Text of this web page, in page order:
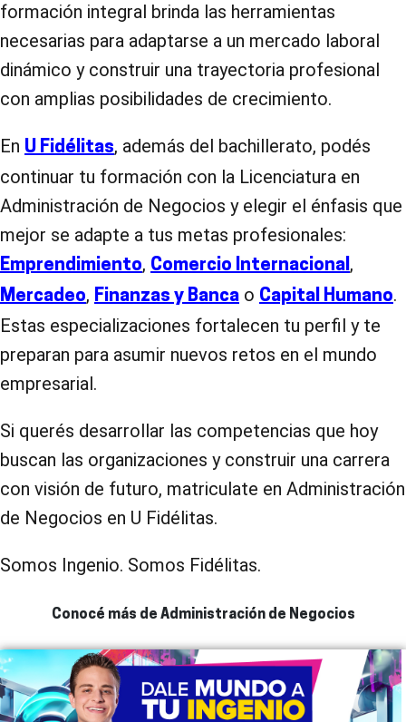
formación integral brinda las herramientas
necesarias para adaptarse a un mercado laboral
dinámico y construir una trayectoria profesional
con amplias posibilidades de crecimiento.
En U Fidélitas, además del bachillerato, podés
continuar tu formación con la Licenciatura en
Administración de Negocios y elegir el énfasis que
mejor se adapte a tus metas profesionales:
Emprendimiento, Comercio Internacional,
Mercadeo, Finanzas y Banca o Capital Humano.
Estas especializaciones fortalecen tu perfil y te
preparan para asumir nuevos retos en el mundo
empresarial.
Si querés desarrollar las competencias que hoy
buscan las organizaciones y construir una carrera
con visión de futuro, matriculate en Administración
de Negocios en U Fidélitas.
Somos Ingenio. Somos Fidélitas.
Conocé más de Administración de Negocios